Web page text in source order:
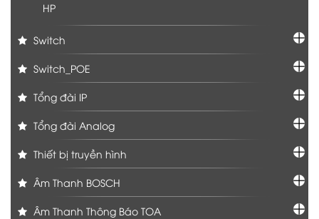
HP
Switch
Switch_POE
Tổng đài IP
Tổng đài Analog
Thiết bị truyền hình
Âm Thanh BOSCH
Âm Thanh Thông Báo TOA